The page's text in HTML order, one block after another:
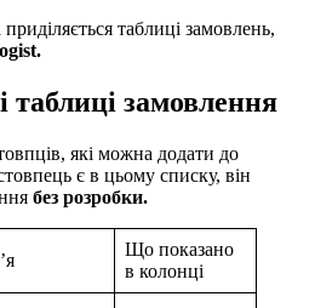
таблиці замовлень,
таблиці замовлення
які можна додати до
є в цьому списку, він
без розробки.
Що показано
в колонці